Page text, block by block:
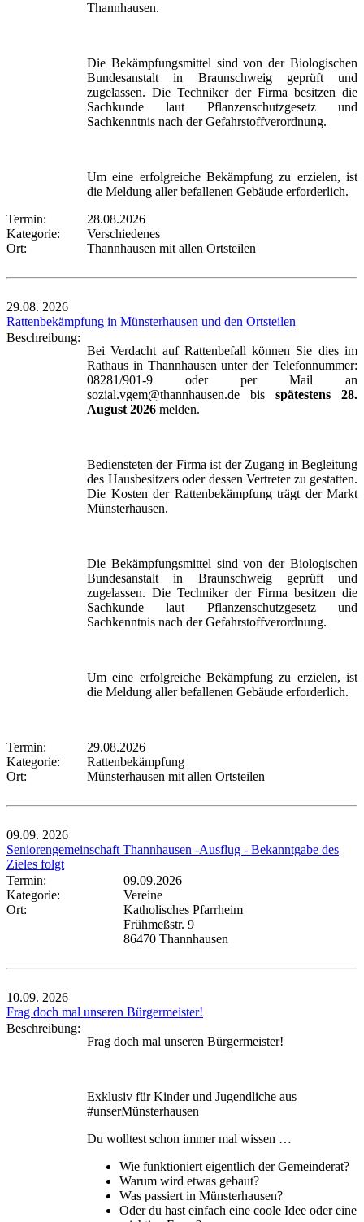
Thannhausen.
Die Bekämpfungsmittel sind von der Biologischen
Bundesanstalt in Braunschweig geprüft und
zugelassen. Die Techniker der Firma besitzen die
Sachkunde laut Pflanzenschutzgesetz und
Sachkenntnis nach der Gefahrstoffverordnung.
Um eine erfolgreiche Bekämpfung zu erzielen, ist
die Meldung aller befallenen Gebäude erforderlich.
Termin:
28.08.2026
Kategorie:
Verschiedenes
Ort:
Thannhausen mit allen Ortsteilen
29.08. 2026
Rattenbekämpfung in Münsterhausen und den Ortsteilen
Beschreibung:
Bei Verdacht auf Rattenbefall können Sie dies im
Rathaus in Thannhausen unter der Telefonnummer:
08281/901-9 oder per Mail an
sozial.vgem@thannhausen.de bis spätestens 28.
August 2026 melden.
Bediensteten der Firma ist der Zugang in Begleitung
des Hausbesitzers oder dessen Vertreter zu gestatten.
Die Kosten der Rattenbekämpfung trägt der Markt
Münsterhausen.
Die Bekämpfungsmittel sind von der Biologischen
Bundesanstalt in Braunschweig geprüft und
zugelassen. Die Techniker der Firma besitzen die
Sachkunde laut Pflanzenschutzgesetz und
Sachkenntnis nach der Gefahrstoffverordnung.
Um eine erfolgreiche Bekämpfung zu erzielen, ist
die Meldung aller befallenen Gebäude erforderlich.
Termin:
29.08.2026
Kategorie:
Rattenbekämpfung
Ort:
Münsterhausen mit allen Ortsteilen
09.09. 2026
Seniorengemeinschaft Thannhausen -Ausflug - Bekanntgabe des
Zieles folgt
Termin:
09.09.2026
Kategorie:
Vereine
Ort:
Katholisches Pfarrheim
Frühmeßstr. 9
86470 Thannhausen
10.09. 2026
Frag doch mal unseren Bürgermeister!
Beschreibung:
Frag doch mal unseren Bürgermeister!
Exklusiv für Kinder und Jugendliche aus
#unserMünsterhausen
Du wolltest schon immer mal wissen …
Wie funktioniert eigentlich der Gemeinderat?
Warum wird etwas gebaut?
Was passiert in Münsterhausen?
Oder du hast einfach eine coole Idee oder eine